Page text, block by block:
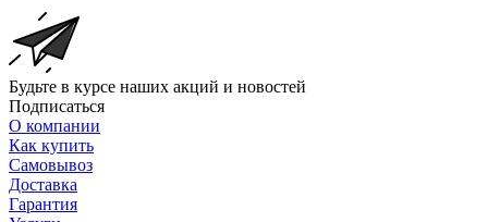
Будьте в курсе наших акций и новостей
Подписаться
О компании
Как купить
Самовывоз
Доставка
Гарантия